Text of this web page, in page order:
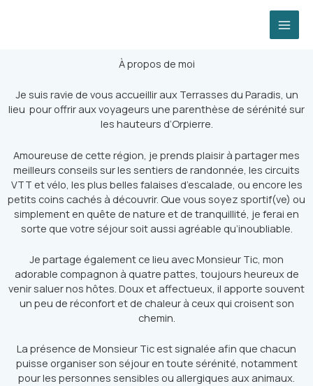
À propos de moi
Je suis ravie de vous accueillir aux Terrasses du Paradis, un
lieu pour offrir aux voyageurs une parenthèse de sérénité sur
les hauteurs d’Orpierre.
Amoureuse de cette région, je prends plaisir à partager mes
meilleurs conseils sur les sentiers de randonnée, les circuits
VTT et vélo, les plus belles falaises d’escalade, ou encore les
petits coins cachés à découvrir. Que vous soyez sportif(ve) ou
simplement en quête de nature et de tranquillité, je ferai en
sorte que votre séjour soit aussi agréable qu’inoubliable.
Je partage également ce lieu avec Monsieur Tic, mon
adorable compagnon à quatre pattes, toujours heureux de
venir saluer nos hôtes. Doux et affectueux, il apporte souvent
un peu de réconfort et de chaleur à ceux qui croisent son
chemin.
La présence de Monsieur Tic est signalée afin que chacun
puisse organiser son séjour en toute sérénité, notamment
pour les personnes sensibles ou allergiques aux animaux.